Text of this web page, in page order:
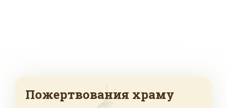
Пожертвования храму